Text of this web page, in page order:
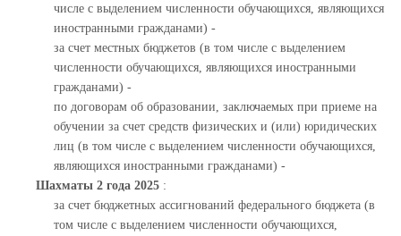
числе с выделением численности обучающихся, являющихся
иностранными гражданами) -
за счет местных бюджетов (в том числе с выделением
численности обучающихся, являющихся иностранными
гражданами) -
по договорам об образовании, заключаемых при приеме на
обучении за счет средств физических и (или) юридических
лиц (в том числе с выделением численности обучающихся,
являющихся иностранными гражданами) -
Шахматы 2 года 2025 :
за счет бюджетных ассигнований федерального бюджета (в
том числе с выделением численности обучающихся,